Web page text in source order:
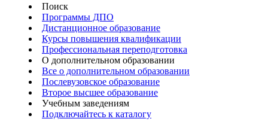
Поиск
Программы ДПО
Дистанционное образование
Курсы повышения квалификации
Профессиональная переподготовка
О дополнительном образовании
Все о дополнительном образовании
Послевузовское образование
Второе высшее образование
Учебным заведениям
Подключайтесь к каталогу